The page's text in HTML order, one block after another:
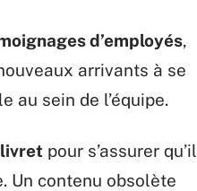
d’employés,
arrivants à se
au sein de l’équipe.
pour s’assurer qu’il
Un contenu obsolète